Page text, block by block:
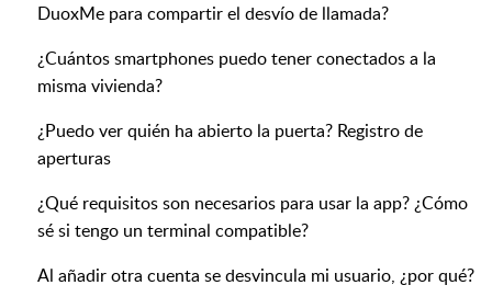
DuoxMe para compartir el desvío de llamada?
¿Cuántos smartphones puedo tener conectados a la
misma vivienda?
¿Puedo ver quién ha abierto la puerta? Registro de
aperturas
¿Qué requisitos son necesarios para usar la app? ¿Cómo
sé si tengo un terminal compatible?
Al añadir otra cuenta se desvincula mi usuario, ¿por qué?